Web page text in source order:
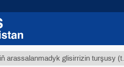
glisirrizin turşusy (t.)